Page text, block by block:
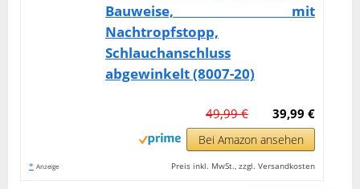
Bauweise, mit
Nachtropfstopp,
Schlauchanschluss
abgewinkelt (8007-20)
39,99 €
49,99 €
Bei Amazon ansehen
* Anzeige Preis inkl. MwSt., zzgl. Versandkosten